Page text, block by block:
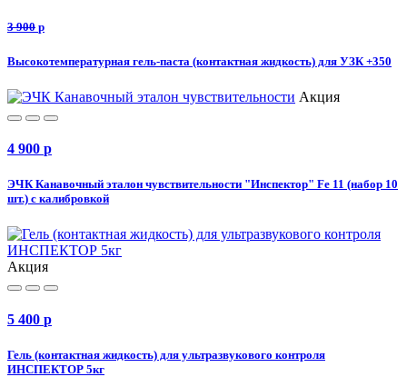
3 900 p
Высокотемпературная гель-паста (контактная жидкость) для УЗК +350
Акция
4 900 p
ЭЧК Канавочный эталон чувствительности "Инспектор" Fe 11 (набор 10
шт.) с калибровкой
Акция
5 400 p
Гель (контактная жидкость) для ультразвукового контроля
ИНСПЕКТОР 5кг